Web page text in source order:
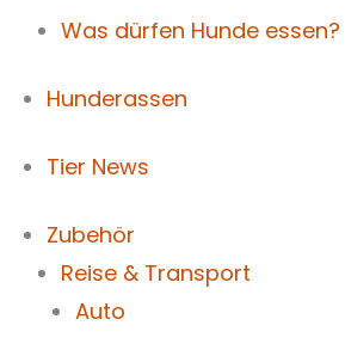
Was dürfen Hunde essen?
Hunderassen
Tier News
Zubehör
Reise & Transport
Auto